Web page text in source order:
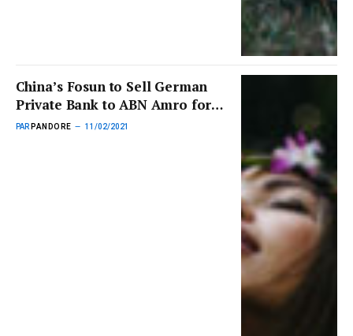
China’s Fosun to Sell German
Private Bank to ABN Amro for
$730m
PAR PANDORE 11/02/2021